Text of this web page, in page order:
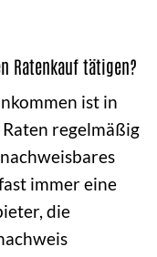
Ratenkauf tätigen?
ist in
regelmäßig
immer eine
die